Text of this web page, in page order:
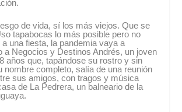
de vida, sí los más viejos. Que se
tapabocas lo más posible pero no
una fiesta, la pandemia vaya a
a Negocios y Destinos Andrés, un joven
años que, tapándose su rostro y sin
nombre completo, salía de una reunión
sus amigos, con tragos y música
de La Pedrera, un balneario de la